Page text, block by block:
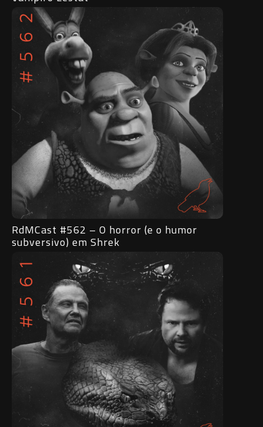
RdMCast #562 – O horror (e o humor
subversivo) em Shrek